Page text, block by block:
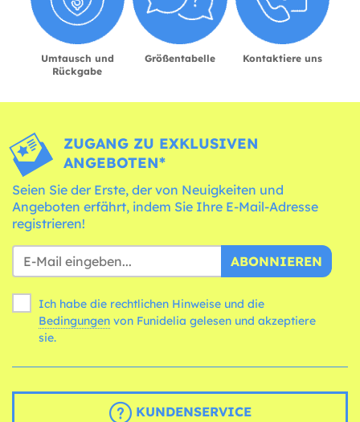
Umtausch und
Rückgabe
Größentabelle Kontaktiere uns
ZUGANG ZU EXKLUSIVEN
ANGEBOTEN*
Seien Sie der Erste, der von Neuigkeiten und
Angeboten erfährt, indem Sie Ihre E-Mail-Adresse
registrieren!
ABONNIEREN
Ich habe die rechtlichen Hinweise und die
Bedingungen
sie.
KUNDENSERVICE